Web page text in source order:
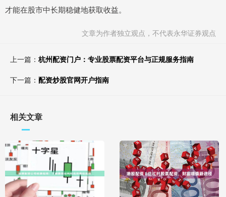
才能在股市中长期稳健地获取收益。
文章为作者独立观点，不代表永华证券观点
上一篇： 杭州配资门户：专业股票配资平台与正规服务指南
下一篇： 配资炒股官网开户指南
相关文章